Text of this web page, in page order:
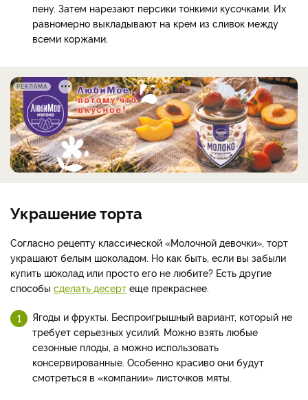
пену. Затем нарезают персики тонкими кусочками. Их
равномерно выкладывают на крем из сливок между
всеми коржами.
РЕКЛАМА
Украшение торта
Согласно рецепту классической «Молочной девочки», торт
украшают белым шоколадом. Но как быть, если вы забыли
купить шоколад или просто его не любите? Есть другие
способы сделать десерт еще прекраснее.
Ягоды и фрукты. Беспроигрышный вариант, который не
требует серьезных усилий. Можно взять любые
сезонные плоды, а можно использовать
консервированные. Особенно красиво они будут
смотреться в «компании» листочков мяты.